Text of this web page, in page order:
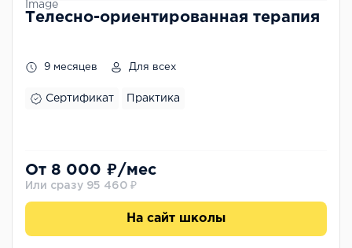
Телесно-ориентированная терапия
9 месяцев Для всех
Сертификат Практика
От 8 000 ₽/мес
Или сразу 95 460 ₽
На сайт школы